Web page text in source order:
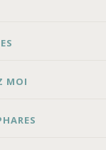
MOI